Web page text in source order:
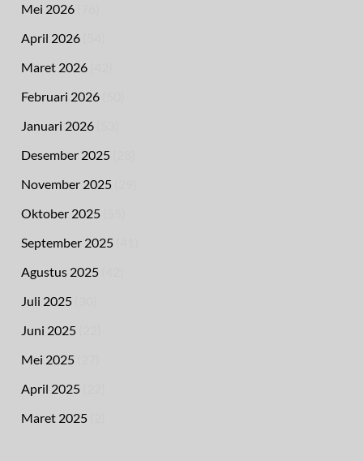
Mei 2026
April 2026
Maret 2026
Februari 2026
Januari 2026
Desember 2025
November 2025
Oktober 2025
September 2025
Agustus 2025
Juli 2025
Juni 2025
Mei 2025
April 2025
Maret 2025